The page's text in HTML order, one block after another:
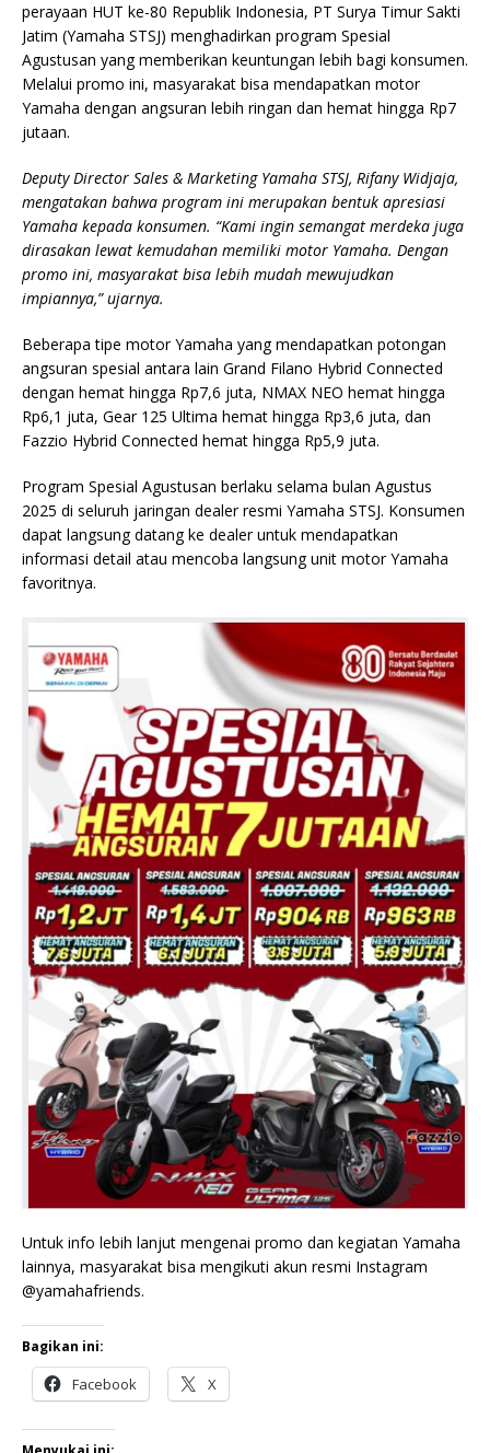
perayaan HUT ke-80 Republik Indonesia, PT Surya Timur Sakti
Jatim (Yamaha STSJ) menghadirkan program Spesial
Agustusan yang memberikan keuntungan lebih bagi konsumen.
Melalui promo ini, masyarakat bisa mendapatkan motor
Yamaha dengan angsuran lebih ringan dan hemat hingga Rp7
jutaan.
Deputy Director Sales & Marketing Yamaha STSJ, Rifany Widjaja,
mengatakan bahwa program ini merupakan bentuk apresiasi
Yamaha kepada konsumen. “Kami ingin semangat merdeka juga
dirasakan lewat kemudahan memiliki motor Yamaha. Dengan
promo ini, masyarakat bisa lebih mudah mewujudkan
impiannya,” ujarnya.
Beberapa tipe motor Yamaha yang mendapatkan potongan
angsuran spesial antara lain Grand Filano Hybrid Connected
dengan hemat hingga Rp7,6 juta, NMAX NEO hemat hingga
Rp6,1 juta, Gear 125 Ultima hemat hingga Rp3,6 juta, dan
Fazzio Hybrid Connected hemat hingga Rp5,9 juta.
Program Spesial Agustusan berlaku selama bulan Agustus
2025 di seluruh jaringan dealer resmi Yamaha STSJ. Konsumen
dapat langsung datang ke dealer untuk mendapatkan
informasi detail atau mencoba langsung unit motor Yamaha
favoritnya.
Untuk info lebih lanjut mengenai promo dan kegiatan Yamaha
lainnya, masyarakat bisa mengikuti akun resmi Instagram
@yamahafriends.
Bagikan ini:
Facebook X